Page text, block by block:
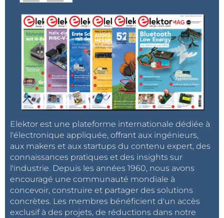
Elektor est une plateforme internationale dédiée à
l'électronique appliquée, offrant aux ingénieurs,
aux makers et aux startups du contenu expert, des
connaissances pratiques et des insights sur
l'industrie. Depuis les années 1960, nous avons
encouragé une communauté mondiale à
concevoir, construire et partager des solutions
concrètes. Les membres bénéficient d'un accès
exclusif à des projets, de réductions dans notre